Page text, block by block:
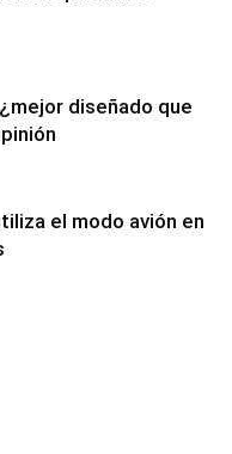
diseñado que
el modo avión en